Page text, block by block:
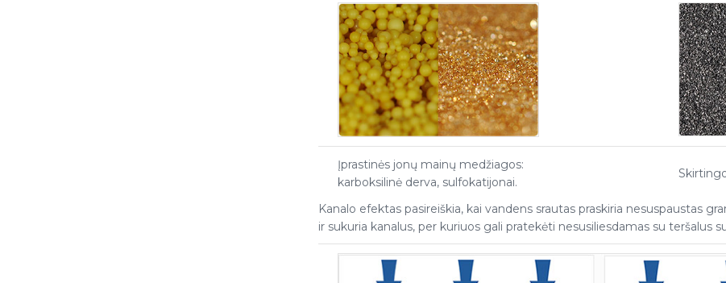
Įprastinės jonų mainų medžiagos:
karboksilinė derva, sulfokatijonai.
Kanalo efektas pasireiškia, kai vandens srautas praskiria nesuspaustas
ir sukuria kanalus, per kuriuos gali pratekėti nesusiliesdamas su teršalus